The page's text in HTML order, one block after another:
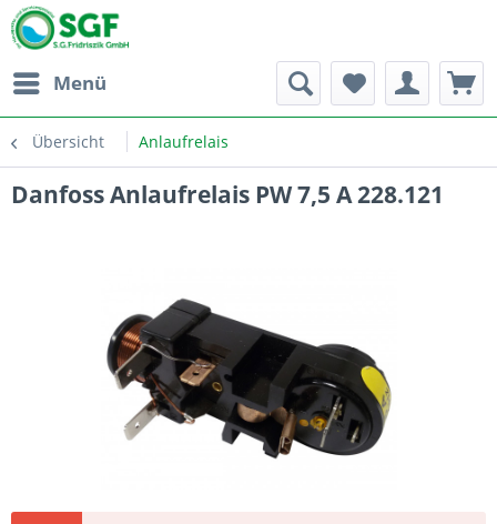
Menü
Übersicht Anlaufrelais
Danfoss Anlaufrelais PW 7,5 A 228.121